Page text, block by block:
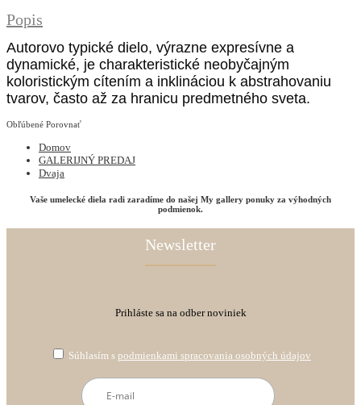
Popis
Autorovo typické dielo, výrazne expresívne a
dynamické, je charakteristické neobyčajným
koloristickým cítením a inklináciou k abstrahovaniu
tvarov, často až za hranicu predmetného sveta.
Obľúbené Porovnať
Domov
GALERIJNÝ PREDAJ
Dvaja
Vaše umelecké diela radi zaradíme do našej My gallery ponuky za výhodných
podmienok.
Newsletter
Prihláste sa na odber noviniek
Súhlasím s podmienkami spracovania osobných údajov